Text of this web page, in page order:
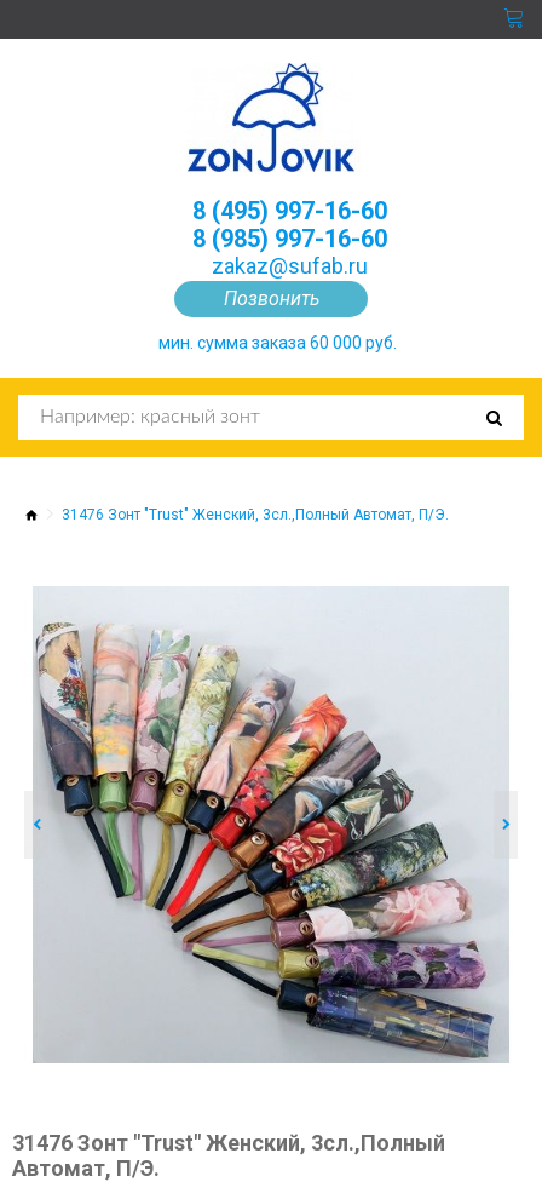
Позвонить
8 (495) 997-16-60
8 (985) 997-16-60
zakaz@sufab.ru
мин. сумма заказа 60 000 руб.
31476 Зонт "Trust" Женский, 3сл.,Полный Автомат, П/Э.
31476 Зонт "Trust" Женский, 3сл.,Полный
Автомат, П/Э.